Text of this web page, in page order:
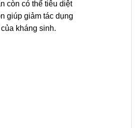
còn có thể tiêu diệt
giúp giảm tác dụng
kháng sinh.